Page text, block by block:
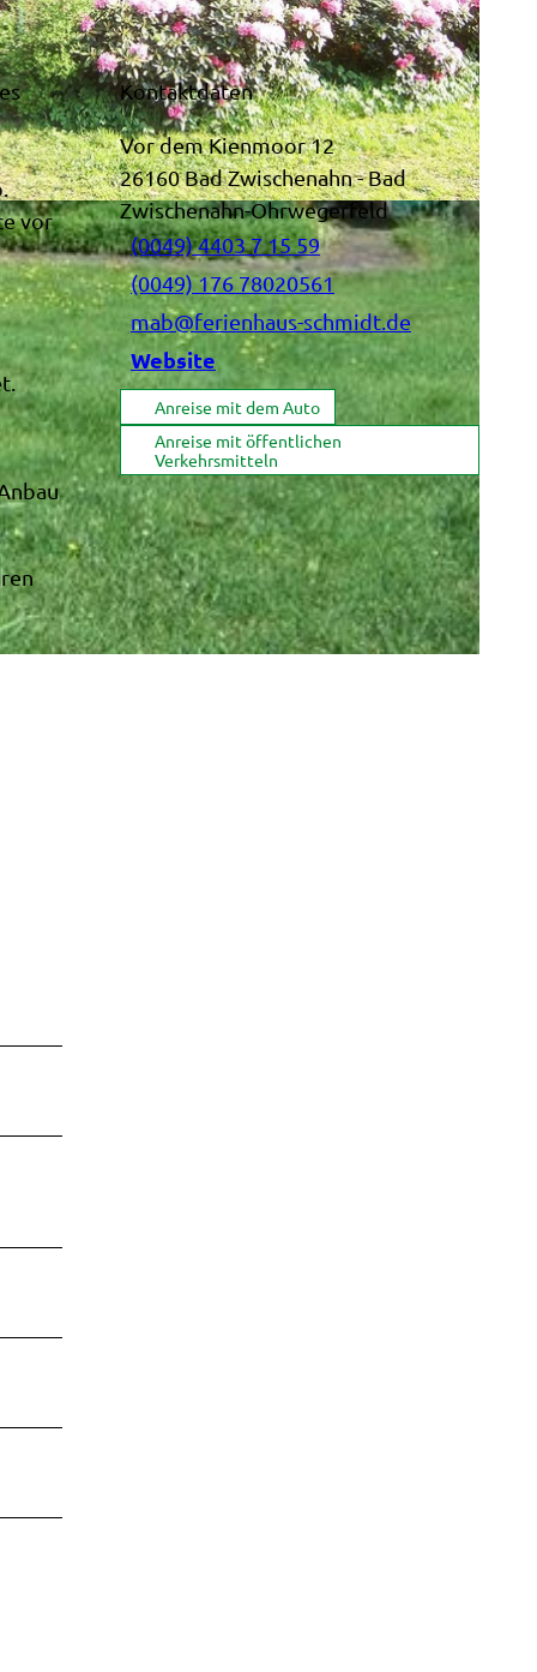
vor
Kontaktdaten
Vor dem Kienmoor 12
26160Bad Zwischenahn- Bad
Zwischenahn-Ohrwegerfeld
(0049) 4403 7 15 59
(0049) 176 78020561
mab@ferienhaus-schmidt.de
Website
Anreise mit dem Auto
Anreise mit öffentlichen
Verkehrsmitteln